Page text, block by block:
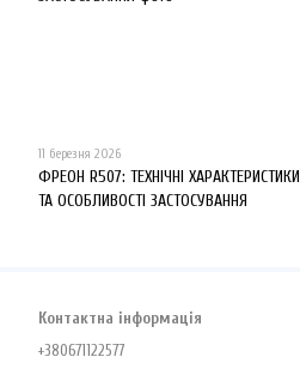
11 березня 2026
ФРЕОН R507: ТЕХНІЧНІ ХАРАКТЕРИСТИКИ
ТА ОСОБЛИВОСТІ ЗАСТОСУВАННЯ
Контактна інформація
+380671122577